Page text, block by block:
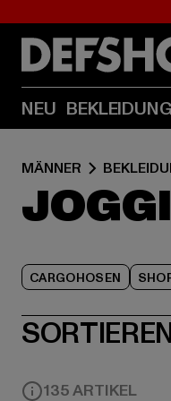
NEU BEKLEIDUNG
MÄNNER
CARGOHOSEN
135 ARTIKEL